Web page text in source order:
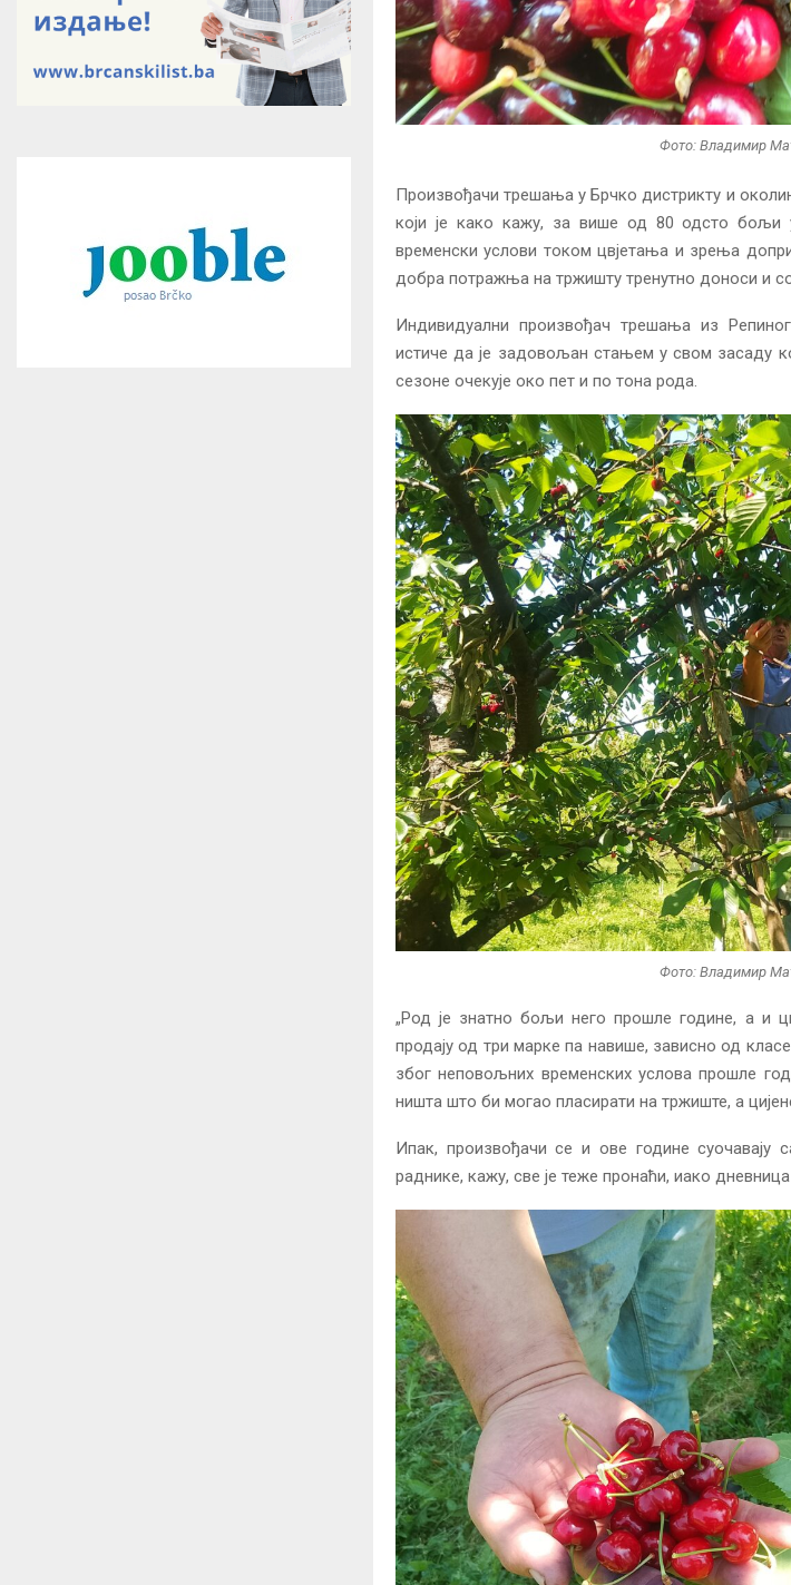
Фото: Владимир
Произвођачи трешања у Брчко дистрикту и
који је како кажу, за више од 80 одсто
временски услови током цвјетања и зрења
добра потражња на тржишту тренутно доноси и
Индивидуални произвођач трешања из
истиче да је задовољан стањем у свом засаду
сезоне очекује око пет и по тона рода.
Фото: Владимир
„Род је знатно бољи него прошле године, а и
продају од три марке па навише, зависно од
због неповољних временских услова прошле
ништа што би могао пласирати на тржиште, а
Ипак, произвођачи се и ове године суочавају
раднике, кажу, све је теже пронаћи, иако